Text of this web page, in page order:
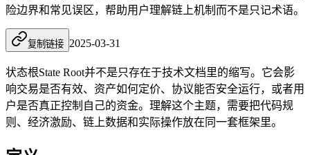
险边界和常见误区，帮助用户理解链上机制而不是只记术语。
复制链接 2025-03-31
状态根State Root并不是只存在于技术文档里的缩写。它会影
响交易是否有效、资产如何定价、协议能否安全运行，或者用
户是否真正控制自己的资金。理解这个主题，需要把代码规
则、经济激励、链上数据和实际操作放在同一套框架里。